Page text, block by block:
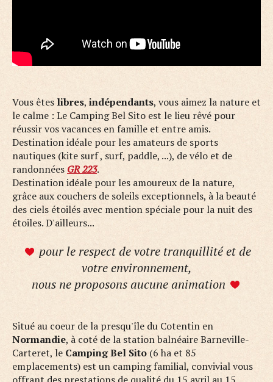
Vous êteslibres, indépendants, vous aimez la nature et
le calme : Le Camping Bel Sito est le lieu rêvé pour
réussir vos vacances en famille et entre amis.
Destination idéale pour les amateurs de sports
nautiques (kite surf , surf, paddle, ...), de vélo et de
randonnées GR 223.
Destination idéale pour les amoureux de la nature,
grâce aux couchers de soleils exceptionnels, à la beauté
des ciels étoilés avec mention spéciale pour la nuit des
étoiles. D'ailleurs...
pour le respect de votre tranquillité et de
votre environnement,
nous ne proposons aucune animation
Situé au coeur de la presqu'île du Cotentin en
Normandie, à coté de la station balnéaire Barneville-
Carteret, le Camping Bel Sito (6 ha et 85
emplacements) est un camping familial, convivial vous